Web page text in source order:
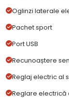
Oglinzi laterale
Pachet sport
Port USB
Recunoaștere
Reglaj electric al
Reglare electrică